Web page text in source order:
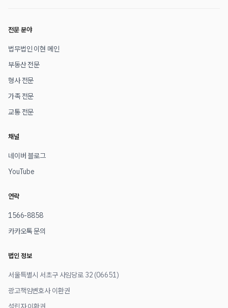
전문 분야
법무법인 이현 메인
부동산 전문
형사 전문
가족 전문
교통 전문
채널
네이버 블로그
YouTube
연락
1566-8858
카카오톡 문의
법인 정보
서울특별시 서초구 사임당로 32 (06651)
광고책임변호사 이환권